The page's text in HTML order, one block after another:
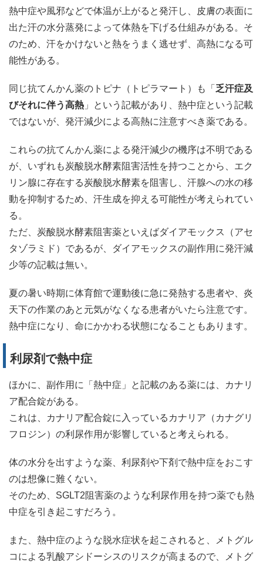
熱中症や風邪などで体温が上がると発汗し、皮膚の表面に
出た汗の水分蒸発によって体熱を下げる仕組みがある。そ
のため、汗をかけないと熱をうまく逃せず、高熱になる可
能性がある。
同じ抗てんかん薬のトピナ（トピラマート）も「 乏汗症及
びそれに伴う高熱 」という記載があり、熱中症という記載
ではないが、発汗減少による高熱に注意すべき薬である。
これらの抗てんかん薬による発汗減少の機序は不明である
が、いずれも炭酸脱水酵素阻害活性を持つことから、エク
リン腺に存在する炭酸脱水酵素を阻害し、汗腺への水の移
動を抑制するため、汗生成を抑える可能性が考えられてい
る。
ただ、炭酸脱水酵素阻害薬といえばダイアモックス（アセ
タゾラミド）であるが、ダイアモックスの副作用に発汗減
少等の記載は無い。
夏の暑い時期に体育館で運動後に急に発熱する患者や、炎
天下の作業のあと元気がなくなる患者がいたら注意です。
熱中症になり、命にかかわる状態になることもあります。
利尿剤で熱中症
ほかに、副作用に「熱中症」と記載のある薬には、カナリ
ア配合錠がある。
これは、カナリア配合錠に入っているカナリア（カナグリ
フロジン）の利尿作用が影響していると考えられる。
体の水分を出すような薬、利尿剤や下剤で熱中症をおこす
のは想像に難くない。
そのため、SGLT2阻害薬のような利尿作用を持つ薬でも熱
中症を引き起こすだろう。
また、熱中症のような脱水症状を起こされると、メトグル
コによる乳酸アシドーシスのリスクが高まるので、メトグ